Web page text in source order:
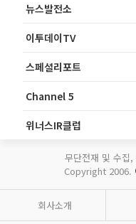
뉴스발전소
이투데이TV
스페셜리포트
Channel 5
위너스IR클럽
무단전재 및 수집
Copyright 2006.
회사소개